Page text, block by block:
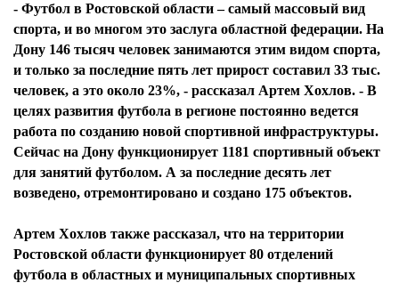
- Футбол в Ростовской области – самый массовый вид
спорта, и во многом это заслуга областной федерации. На
Дону 146 тысяч человек занимаются этим видом спорта,
и только за последние пять лет прирост составил 33 тыс.
человек, а это около 23%, - рассказал Артем Хохлов. - В
целях развития футбола в регионе постоянно ведется
работа по созданию новой спортивной инфраструктуры.
Сейчас на Дону функционирует 1181 спортивный объект
для занятий футболом. А за последние десять лет
возведено, отремонтировано и создано 175 объектов.
Артем Хохлов также рассказал, что на территории
Ростовской области функционирует 80 отделений
футбола в областных и муниципальных спортивных